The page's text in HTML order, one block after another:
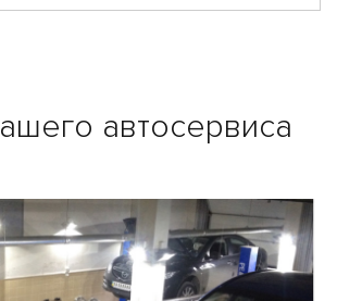
автосервиса